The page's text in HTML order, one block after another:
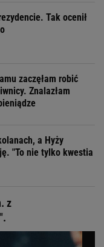
Tak ocenił
zaczęłam robić
Znalazłam
a Hyży
"To nie tylko kwestia
z